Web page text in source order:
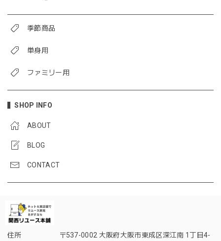
季節商品
単身用
ファミリー用
SHOP INFO
ABOUT
BLOG
CONTACT
住所
〒537-0002 大阪府大阪市東成区深江南 1丁目4-